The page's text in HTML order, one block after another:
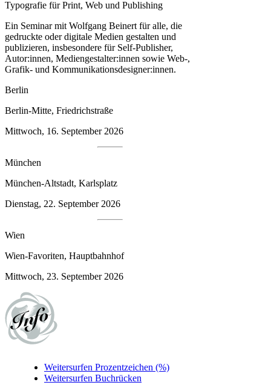
Typografie für Print, Web und Publishing
Ein Seminar mit Wolfgang Beinert für alle, die
gedruckte oder digitale Medien gestalten und
publizieren, insbesondere für Self-Publisher,
Autor:innen, Medien­gestalter:innen sowie Web-,
Grafik- und Kommunikationsdesigner:innen.
Berlin
Berlin-Mitte, Friedrichstraße
Mittwoch, 16. September 2026
München
München-Altstadt, Karlsplatz
Dienstag, 22. September 2026
Wien
Wien-Favoriten, Hauptbahnhof
Mittwoch, 23. September 2026
Weitersurfen Prozentzeichen (%)
Weitersurfen Buchrücken